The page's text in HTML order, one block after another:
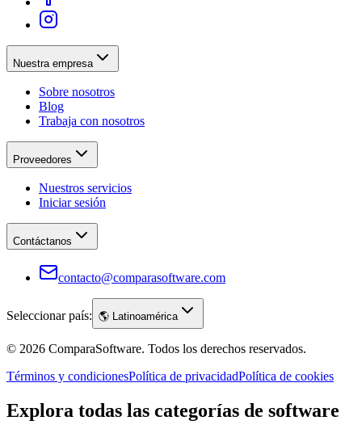
Nuestra empresa
Sobre nosotros
Blog
Trabaja con nosotros
Proveedores
Nuestros servicios
Iniciar sesión
Contáctanos
contacto@comparasoftware.com
Seleccionar país: 🌎 Latinoamérica
© 2026 ComparaSoftware. Todos los derechos reservados.
Términos y condicionesPolítica de privacidadPolítica de cookies
Explora todas las categorías de software